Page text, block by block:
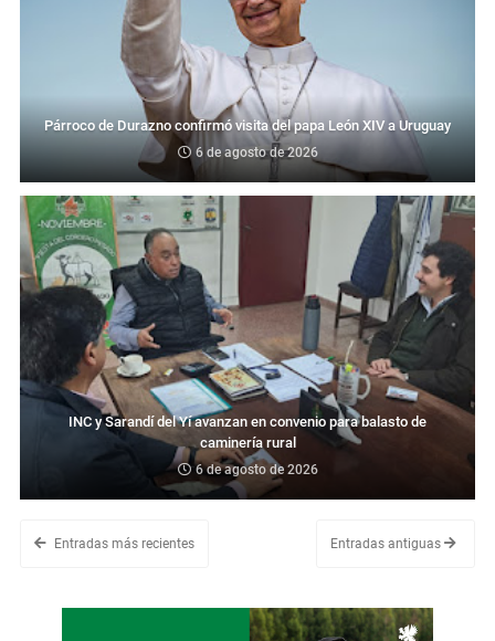
Párroco de Durazno confirmó visita del papa León XIV a Uruguay
6 de agosto de 2026
INC y Sarandí del Yí avanzan en convenio para balasto de
caminería rural
6 de agosto de 2026
Entradas más recientes Entradas antiguas